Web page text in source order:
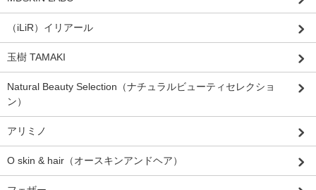
（iLiR）イリアール
玉樹 TAMAKI
Natural Beauty Selection（ナチュラルビューティセレクショ
ン）
アリミノ
O skin & hair（オースキンアンドヘア）